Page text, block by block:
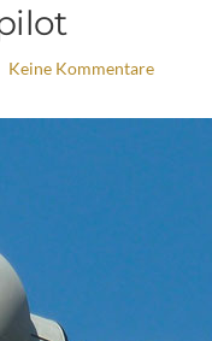
Keine Kommentare